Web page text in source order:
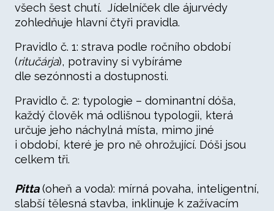
všech šest chutí. Jídelníček dle ájurvédy
zohledňuje hlavní čtyři pravidla.
Pravidlo č. 1: strava podle ročního období
(ritučárja), potraviny si vybíráme
dle sezónnosti a dostupnosti.
Pravidlo č. 2: typologie – dominantní dóša,
každý člověk má odlišnou typologii, která
určuje jeho náchylná místa, mimo jiné
i období, které je pro ně ohrožující. Dóši jsou
celkem tři.
Pitta(oheň a voda): mírná povaha, inteligentní,
slabší tělesná stavba, inklinuje k zažívacím